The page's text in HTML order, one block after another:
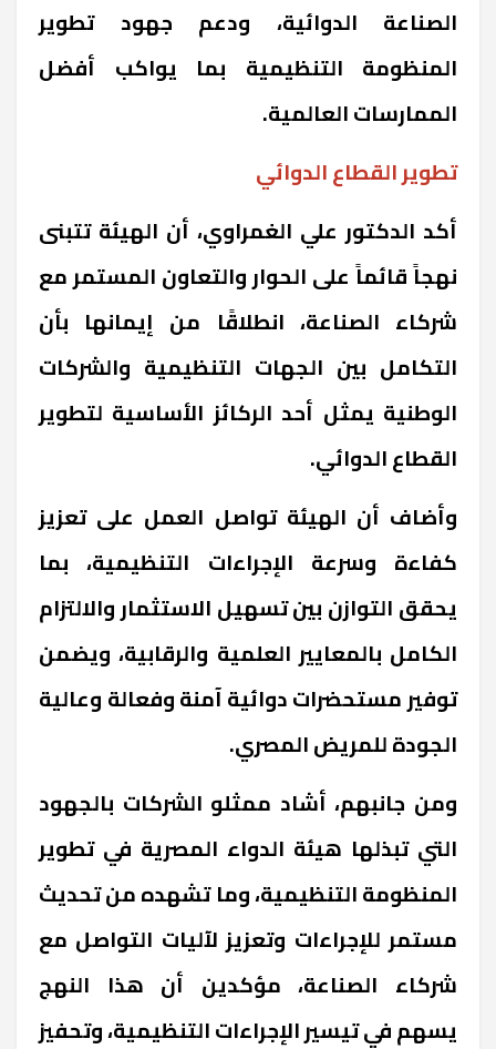
الصناعة الدوائية، ودعم جهود تطوير
المنظومة التنظيمية بما يواكب أفضل
الممارسات العالمية.
تطوير القطاع الدوائي
أكد الدكتور علي الغمراوي، أن الهيئة تتبنى
نهجاً قائماً على الحوار والتعاون المستمر مع
شركاء الصناعة، انطلاقًا من إيمانها بأن
التكامل بين الجهات التنظيمية والشركات
الوطنية يمثل أحد الركائز الأساسية لتطوير
القطاع الدوائي.
وأضاف أن الهيئة تواصل العمل على تعزيز
كفاءة وسرعة الإجراءات التنظيمية، بما
يحقق التوازن بين تسهيل الاستثمار والالتزام
الكامل بالمعايير العلمية والرقابية، ويضمن
توفير مستحضرات دوائية آمنة وفعالة وعالية
الجودة للمريض المصري.
ومن جانبهم، أشاد ممثلو الشركات بالجهود
التي تبذلها هيئة الدواء المصرية في تطوير
المنظومة التنظيمية، وما تشهده من تحديث
مستمر للإجراءات وتعزيز لآليات التواصل مع
شركاء الصناعة، مؤكدين أن هذا النهج
يسهم في تيسير الإجراءات التنظيمية، وتحفيز